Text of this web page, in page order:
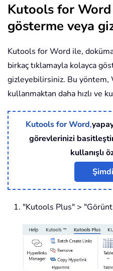
Kutools for Word
gösterme veya
Kutools for Word ile,
birkaç tıklamayla kolayca
gizleyebilirsiniz. Bu yöntem,
kullanmaktan daha hızlı ve
Kutools for Word,
görevlerinizi
kullanışlı
"Kutools Plus" >